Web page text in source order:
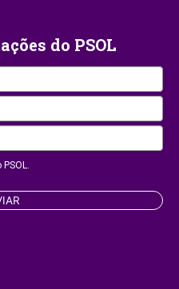
do PSOL